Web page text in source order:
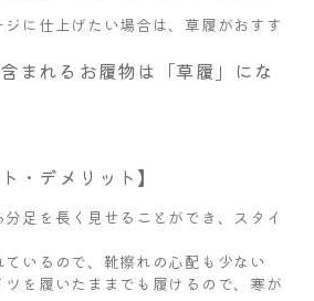
に仕上げたい場合は、草履がおすす
まれるお履物は「草履」にな
・デメリット】
分足を長く見せることができ、スタイ
ているので、靴擦れの心配も少ない
ツを履いたままでも履けるので、寒が